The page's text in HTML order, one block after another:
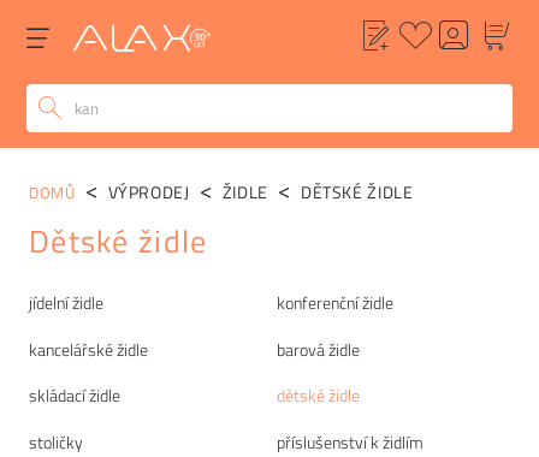
Kategorie
jídelní židle
konferenční židle
kancelářské židle
barová židle
skládací židle
dětské židle
stoličky
příslušenství k židlím
DOMŮ VÝPRODEJ ŽIDLE DĚTSKÉ ŽIDLE
Dětské židle